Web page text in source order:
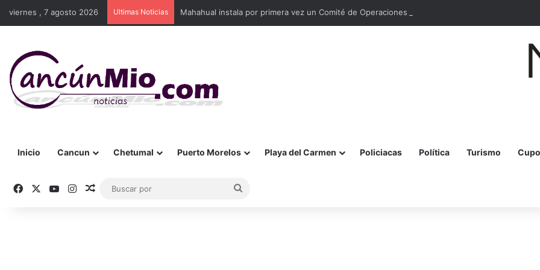
viernes , 7 agosto 2026 Ultimas Noticias Mahahual instala por primera vez un Comité de Operaciones en el Muelle de Pescadores
Inicio Cancun Chetumal Puerto Morelos Playa del Carmen Policiacas Política Turismo
FacebookYouTubeInstagram
Publicación al azar